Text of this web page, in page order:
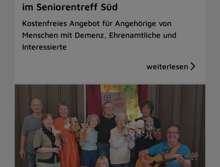
im Seniorentreff Süd
Kostenfreies Angebot für Angehörige von
Menschen mit Demenz, Ehrenamtliche und
Interessierte